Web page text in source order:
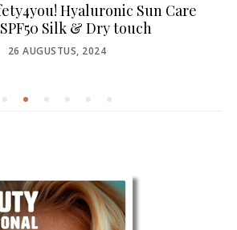
Hyaluronic Sun Care
Silk & Dry touch
POSTED
26 AUGUSTUS, 2024